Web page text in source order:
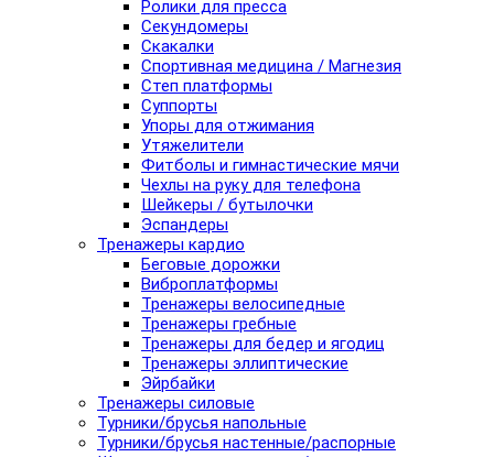
Ролики для пресса
Секундомеры
Скакалки
Спортивная медицина / Магнезия
Степ платформы
Суппорты
Упоры для отжимания
Утяжелители
Фитболы и гимнастические мячи
Чехлы на руку для телефона
Шейкеры / бутылочки
Эспандеры
Тренажеры кардио
Беговые дорожки
Виброплатформы
Тренажеры велосипедные
Тренажеры гребные
Тренажеры для бедер и ягодиц
Тренажеры эллиптические
Эйрбайки
Тренажеры силовые
Турники/брусья напольные
Турники/брусья настенные/распорные